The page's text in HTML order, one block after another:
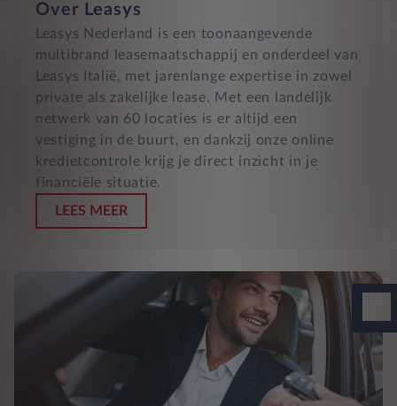
Over Leasys
Leasys Nederland is een toonaangevende
multibrand leasemaatschappij en onderdeel van
Leasys Italië, met jarenlange expertise in zowel
private als zakelijke lease. Met een landelijk
netwerk van 60 locaties is er altijd een
vestiging in de buurt, en dankzij onze online
kredietcontrole krijg je direct inzicht in je
financiële situatie.
LEES MEER